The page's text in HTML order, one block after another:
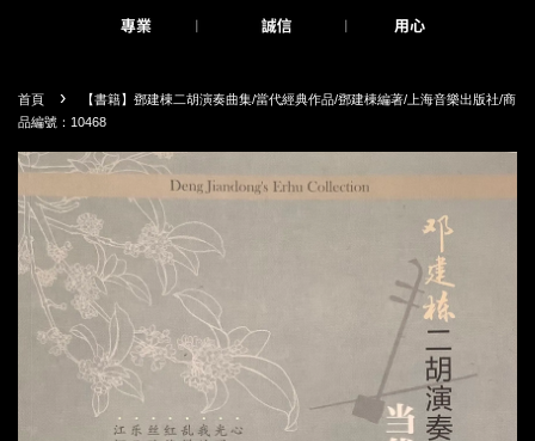
首頁 ›
【書籍】鄧建棟二胡演奏曲集/當代經典作品/鄧建棟編著/上海音樂出版社/商
品編號：10468